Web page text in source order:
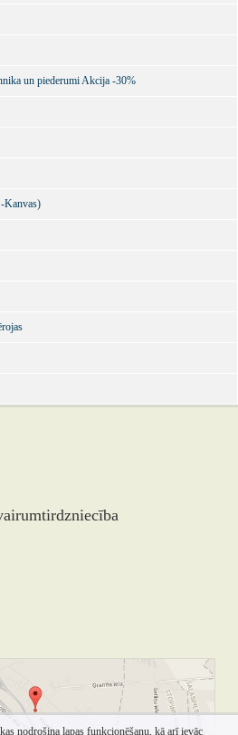
nodrošina lapas funkcionēšanu, kā arī ievāc
un piederumi Akcija -30%
Kanvas)